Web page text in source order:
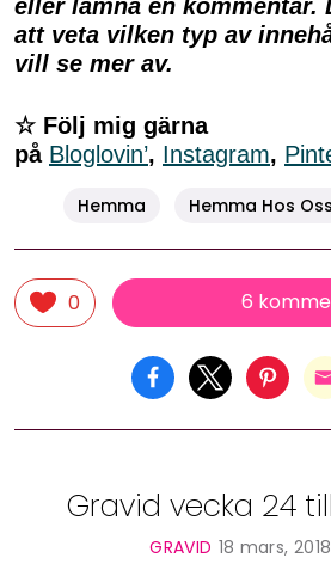
eller lämna en kommentar.
att veta vilken typ av
vill se mer av.
☆ Följ mig gärna
på Bloglovin’, Instagram,
Hemma Hemma Hos Oss
0 6
Gravid vecka 24
GRAVID 18 mars,